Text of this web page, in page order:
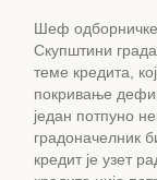
Шеф одборничке
Скупштини
теме кредита,
покривање
један потпуно
градоначелник
кредит је узет